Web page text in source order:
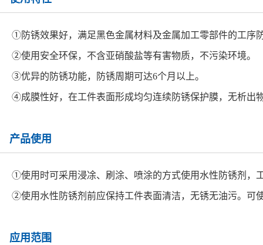
①防锈效果好，满足黑色金属材料及金属加工零部件的工序
②使用安全环保，不含亚硝酸盐等有害物质，不污染环境。
③优异的防锈功能，防锈周期可达6个月以上。
④成膜性好，在工件表面形成均匀连续防锈保护膜，无析出
产品使用
①使用时可采用浸凃、刷涂、喷涂的方式使用水性防锈剂，
②使用水性防锈剂前应保持工件表面清洁，无锈无油污。可
应用范围